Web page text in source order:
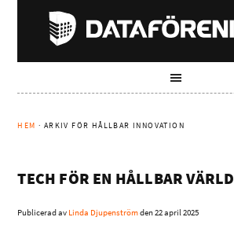
HEM · ARKIV FÖR HÅLLBAR INNOVATION
TECH FÖR EN HÅLLBAR VÄRLD
Publicerad av Linda Djupenströmden22 april 2025